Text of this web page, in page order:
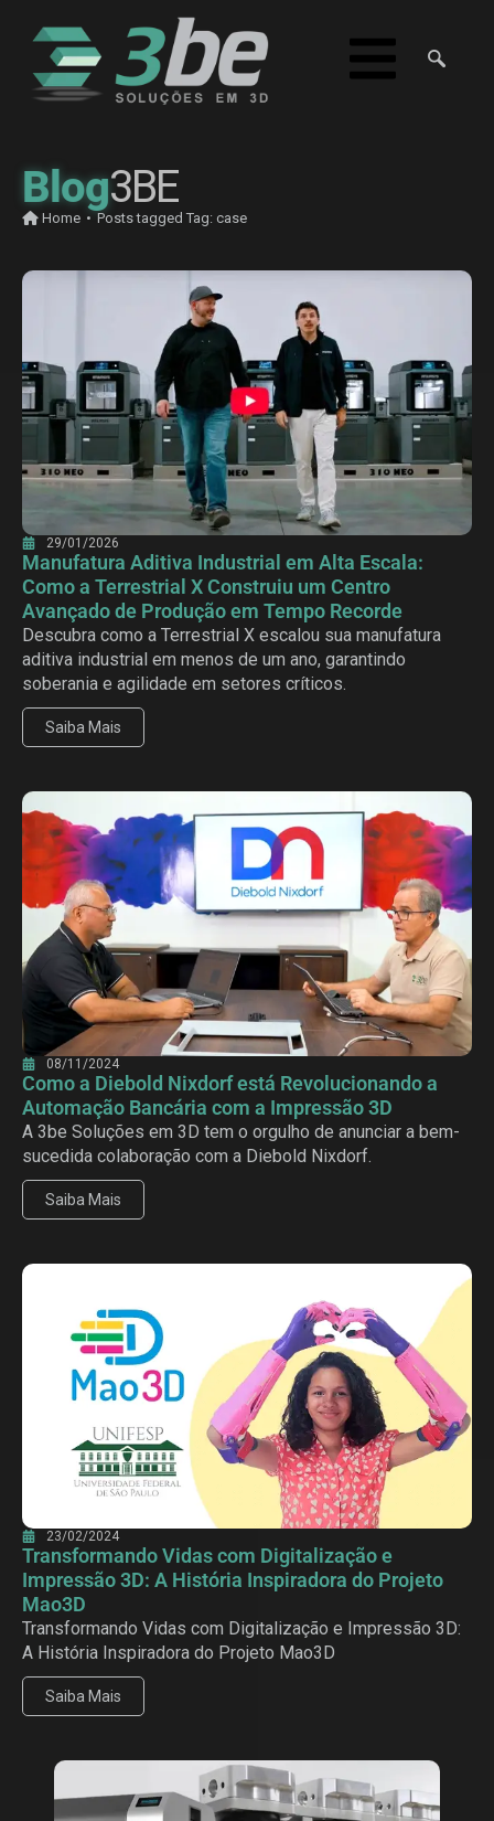
Blog3BE
Home • Posts tagged Tag: case
29/01/2026
Manufatura Aditiva Industrial em Alta Escala:
Como a Terrestrial X Construiu um Centro
Avançado de Produção em Tempo Recorde
Descubra como a Terrestrial X escalou sua manufatura
aditiva industrial em menos de um ano, garantindo
soberania e agilidade em setores críticos.
Saiba Mais
08/11/2024
Como a Diebold Nixdorf está Revolucionando a
Automação Bancária com a Impressão 3D
A 3be Soluções em 3D tem o orgulho de anunciar a bem-
sucedida colaboração com a Diebold Nixdorf.
Saiba Mais
23/02/2024
Transformando Vidas com Digitalização e
Impressão 3D: A História Inspiradora do Projeto
Mao3D
Transformando Vidas com Digitalização e Impressão 3D:
A História Inspiradora do Projeto Mao3D
Saiba Mais